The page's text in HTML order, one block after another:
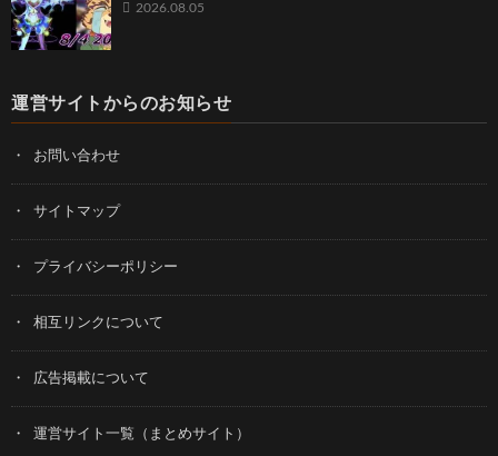
2026.08.05
運営サイトからのお知らせ
お問い合わせ
サイトマップ
プライバシーポリシー
相互リンクについて
広告掲載について
運営サイト一覧（まとめサイト）